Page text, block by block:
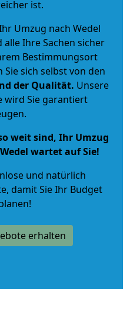
ist.
Umzug nach Wedel
Ihre Sachen sicher
Bestimmungsort
sich selbst von den
der Qualität. Unsere
wird Sie garantiert
weit sind, Ihr Umzug
wartet auf Sie!
und natürlich
, damit Sie Ihr Budget
erhalten